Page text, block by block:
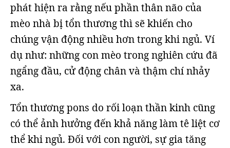
phát hiện ra rằng nếu phần thân não của
mèo nhà bị tổn thương thì sẽ khiến cho
chúng vận động nhiều hơn trong khi ngủ. Ví
dụ như: những con mèo trong nghiên cứu đã
ngẩng đầu, cử động chân và thậm chí nhảy
xa.
Tổn thương pons do rối loạn thần kinh cũng
có thể ảnh hưởng đến khả năng làm tê liệt cơ
thể khi ngủ. Đối với con người, sự gia tăng